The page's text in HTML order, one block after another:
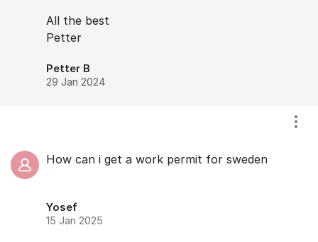
All the best
Petter
Petter B
29 Jan 2024
How can i get a work permit for sweden
Yosef
15 Jan 2025